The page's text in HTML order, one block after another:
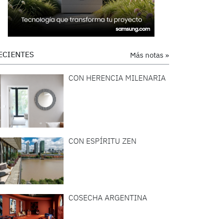
Más notas »
CON HERENCIA MILENARIA
CON ESPÍRITU ZEN
COSECHA ARGENTINA